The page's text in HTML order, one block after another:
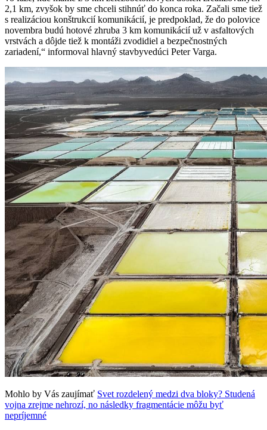
2,1 km, zvyšok by sme chceli stihnúť do konca roka. Začali sme tiež
s realizáciou konštrukcií komunikácií, je predpoklad, že do polovice
novembra budú hotové zhruba 3 km komunikácií už v asfaltových
vrstvách a dôjde tiež k montáži zvodidiel a bezpečnostných
zariadení,“ informoval hlavný stavbyvedúci Peter Varga.
Mohlo by Vás zaujímať Svet rozdelený medzi dva bloky? Studená
vojna zrejme nehrozí, no následky fragmentácie môžu byť
nepríjemné